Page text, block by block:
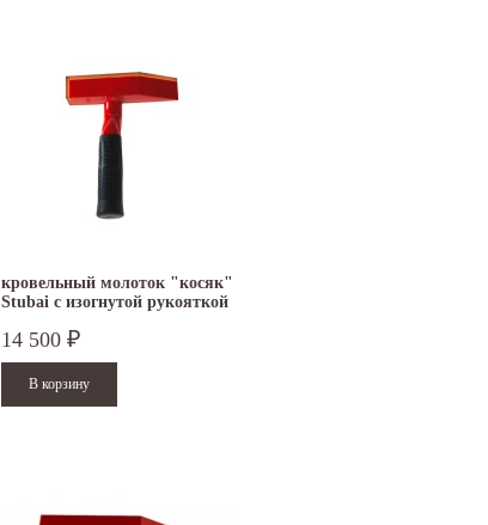
кровельный молоток "косяк"
Stubai с изогнутой рукояткой
14 500 ₽